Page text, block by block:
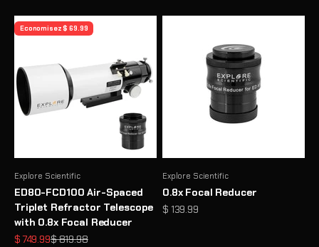
Economisez $ 69.99
Explore Scientific
ED80-FCD100 Air-Spaced
Triplet Refractor Telescope
with 0.8x Focal Reducer
Prix de vente
$ 749.99Prix normal
$ 819.98
Explore Scientific
0.8x Focal Reducer
Prix de vente
$ 139.99